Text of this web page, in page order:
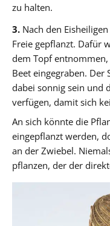
zu halten.
3. Nach den
Freie gepflanzt. Dafür
dem Topf
Beet eingegraben.
dabei sonnig sein und
verfügen, damit sich
An sich könnte die
eingepflanzt werden,
an der Zwiebel.
pflanzen, der der